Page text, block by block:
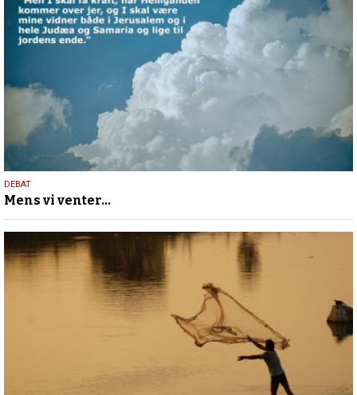
13.
maj
2026
DEBAT
Mens vi venter…